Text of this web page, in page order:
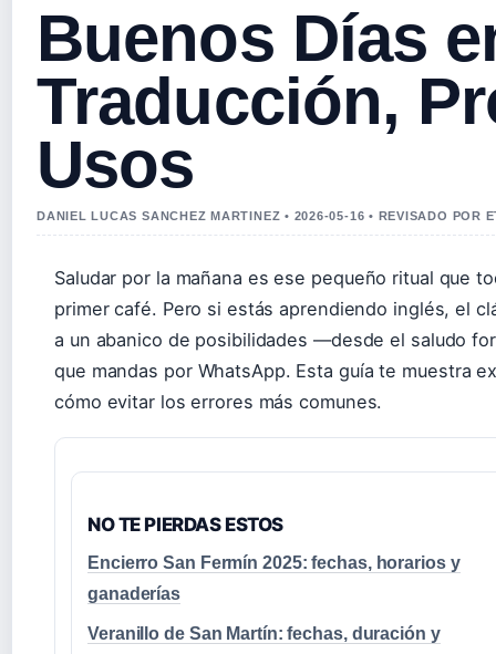
Buenos Días
Traducción,
Usos
DANIEL LUCAS SANCHEZ MARTINEZ • 2026-05-16 • REVISADO POR
Saludar por la mañana es ese pequeño ritual que
primer café. Pero si estás aprendiendo inglés, el
a un abanico de posibilidades —desde el saludo
que mandas por WhatsApp. Esta guía te muestra
cómo evitar los errores más comunes.
NO TE PIERDAS ESTOS
Encierro San Fermín 2025: fechas, horarios y
ganaderías
Veranillo de San Martín: fechas, duración y